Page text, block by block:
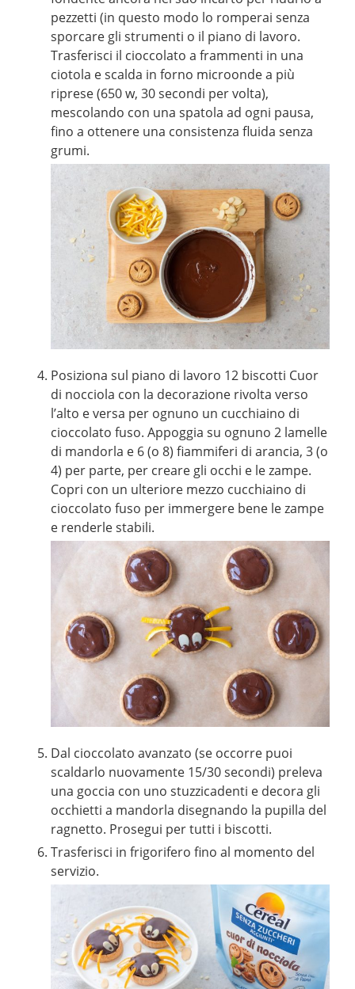
pezzetti (in questo modo lo romperai senza
sporcare gli strumenti o il piano di lavoro.
Trasferisci il cioccolato a frammenti in una
ciotola e scalda in forno microonde a più
riprese (650 w, 30 secondi per volta),
mescolando con una spatola ad ogni pausa,
fino a ottenere una consistenza fluida senza
grumi.
Posiziona sul piano di lavoro 12 biscotti Cuor
di nocciola con la decorazione rivolta verso
l’alto e versa per ognuno un cucchiaino di
cioccolato fuso. Appoggia su ognuno 2 lamelle
di mandorla e 6 (o 8) fiammiferi di arancia, 3 (o
4) per parte, per creare gli occhi e le zampe.
Copri con un ulteriore mezzo cucchiaino di
cioccolato fuso per immergere bene le zampe
e renderle stabili.
Dal cioccolato avanzato (se occorre puoi
scaldarlo nuovamente 15/30 secondi) preleva
una goccia con uno stuzzicadenti e decora gli
occhietti a mandorla disegnando la pupilla del
ragnetto. Prosegui per tutti i biscotti.
Trasferisci in frigorifero fino al momento del
servizio.